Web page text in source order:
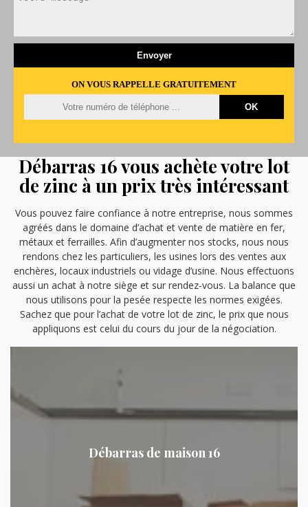
ON VOUS RAPPELLE GRATUITEMENT
Débarras 16 vous achète votre lot
de zinc à un prix très intéressant
Vous pouvez faire confiance à notre entreprise, nous sommes
agréés dans le domaine d’achat et vente de matière en fer,
métaux et ferrailles. Afin d’augmenter nos stocks, nous nous
rendons chez les particuliers, les usines lors des ventes aux
enchères, locaux industriels ou vidage d’usine. Nous effectuons
aussi un achat à notre siège et sur rendez-vous. La balance que
nous utilisons pour la pesée respecte les normes exigées.
Sachez que pour l’achat de votre lot de zinc, le prix que nous
appliquons est celui du cours du jour de la négociation.
Débarras de maison 16